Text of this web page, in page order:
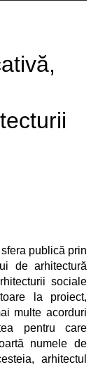
publică prin
de arhitectură
sociale
la proiect,
multe acorduri
pentru care
numele de
arhitectul